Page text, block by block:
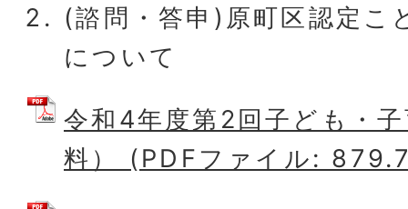
(諮問・答申)原町区認定こ
について
令和4年度第2回子ども・
料） (PDFファイル: